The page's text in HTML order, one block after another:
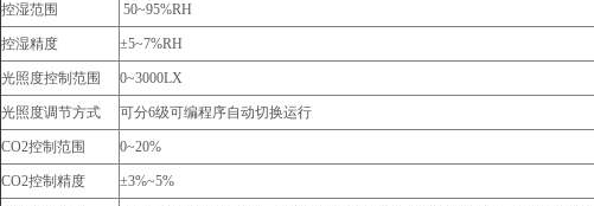
控湿范围 50~95%RH
控湿精度 ±5~7%RH
光照度控制范围 0~3000LX
光照度调节方式 可分6级可编程序自动切换运行
CO2控制范围 0~20%
CO2控制精度 ±3%~5%